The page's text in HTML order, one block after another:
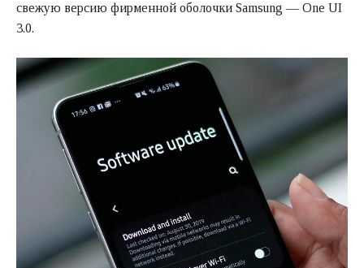
свежую версию фирменной оболочки Samsung — One UI
3.0.